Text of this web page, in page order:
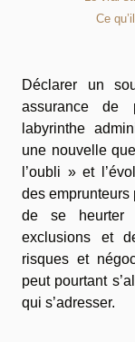
Ce
Déclarer un
assurance de
labyrinthe
une nouvelle
l’oubli » et
des emprunteurs
de se heurter
exclusions et
risques et
peut pourtant
qui s’adresser.